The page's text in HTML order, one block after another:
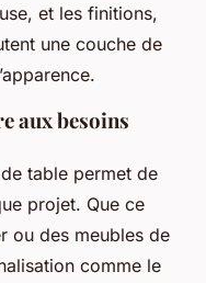
et les finitions,
une couche de
aux besoins
table permet de
projet. Que ce
ou des meubles de
comme le